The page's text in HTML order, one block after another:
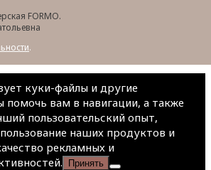
FORMO.
.
куки-файлы и другие
помочь вам в навигации, а также
пользовательский опыт,
наших продуктов и
рекламных и
Принять